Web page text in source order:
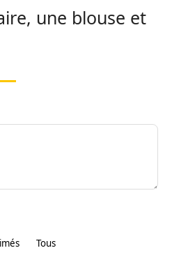
une blouse et
Tous